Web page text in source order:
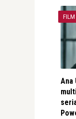
FILM
Ana